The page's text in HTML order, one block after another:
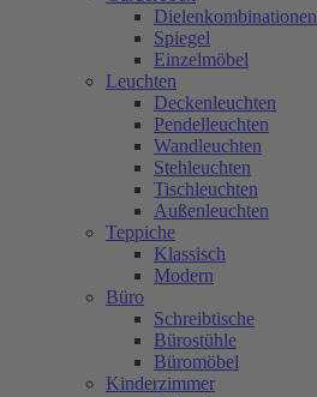
Dielenkombinationen
Spiegel
Einzelmöbel
Leuchten
Deckenleuchten
Pendelleuchten
Wandleuchten
Stehleuchten
Tischleuchten
Außenleuchten
Teppiche
Klassisch
Modern
Büro
Schreibtische
Bürostühle
Büromöbel
Kinderzimmer